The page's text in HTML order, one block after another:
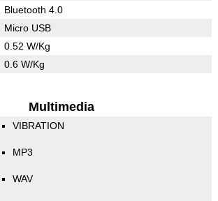
Bluetooth 4.0
Micro USB
0.52 W/Kg
0.6 W/Kg
Multimedia
VIBRATION
MP3
WAV